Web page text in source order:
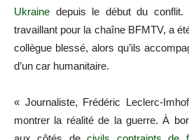
Ukraine depuis le début du conflit.
travaillant pour la chaîne BFMTV, a
collègue blessé, alors qu’ils
d’un car humanitaire.
« Journaliste, Frédéric Leclerc-
montrer la réalité de la guerre. À